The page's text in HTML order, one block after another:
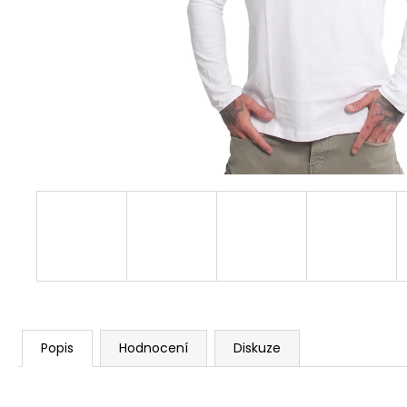
Popis Hodnocení Diskuze
890 Kč